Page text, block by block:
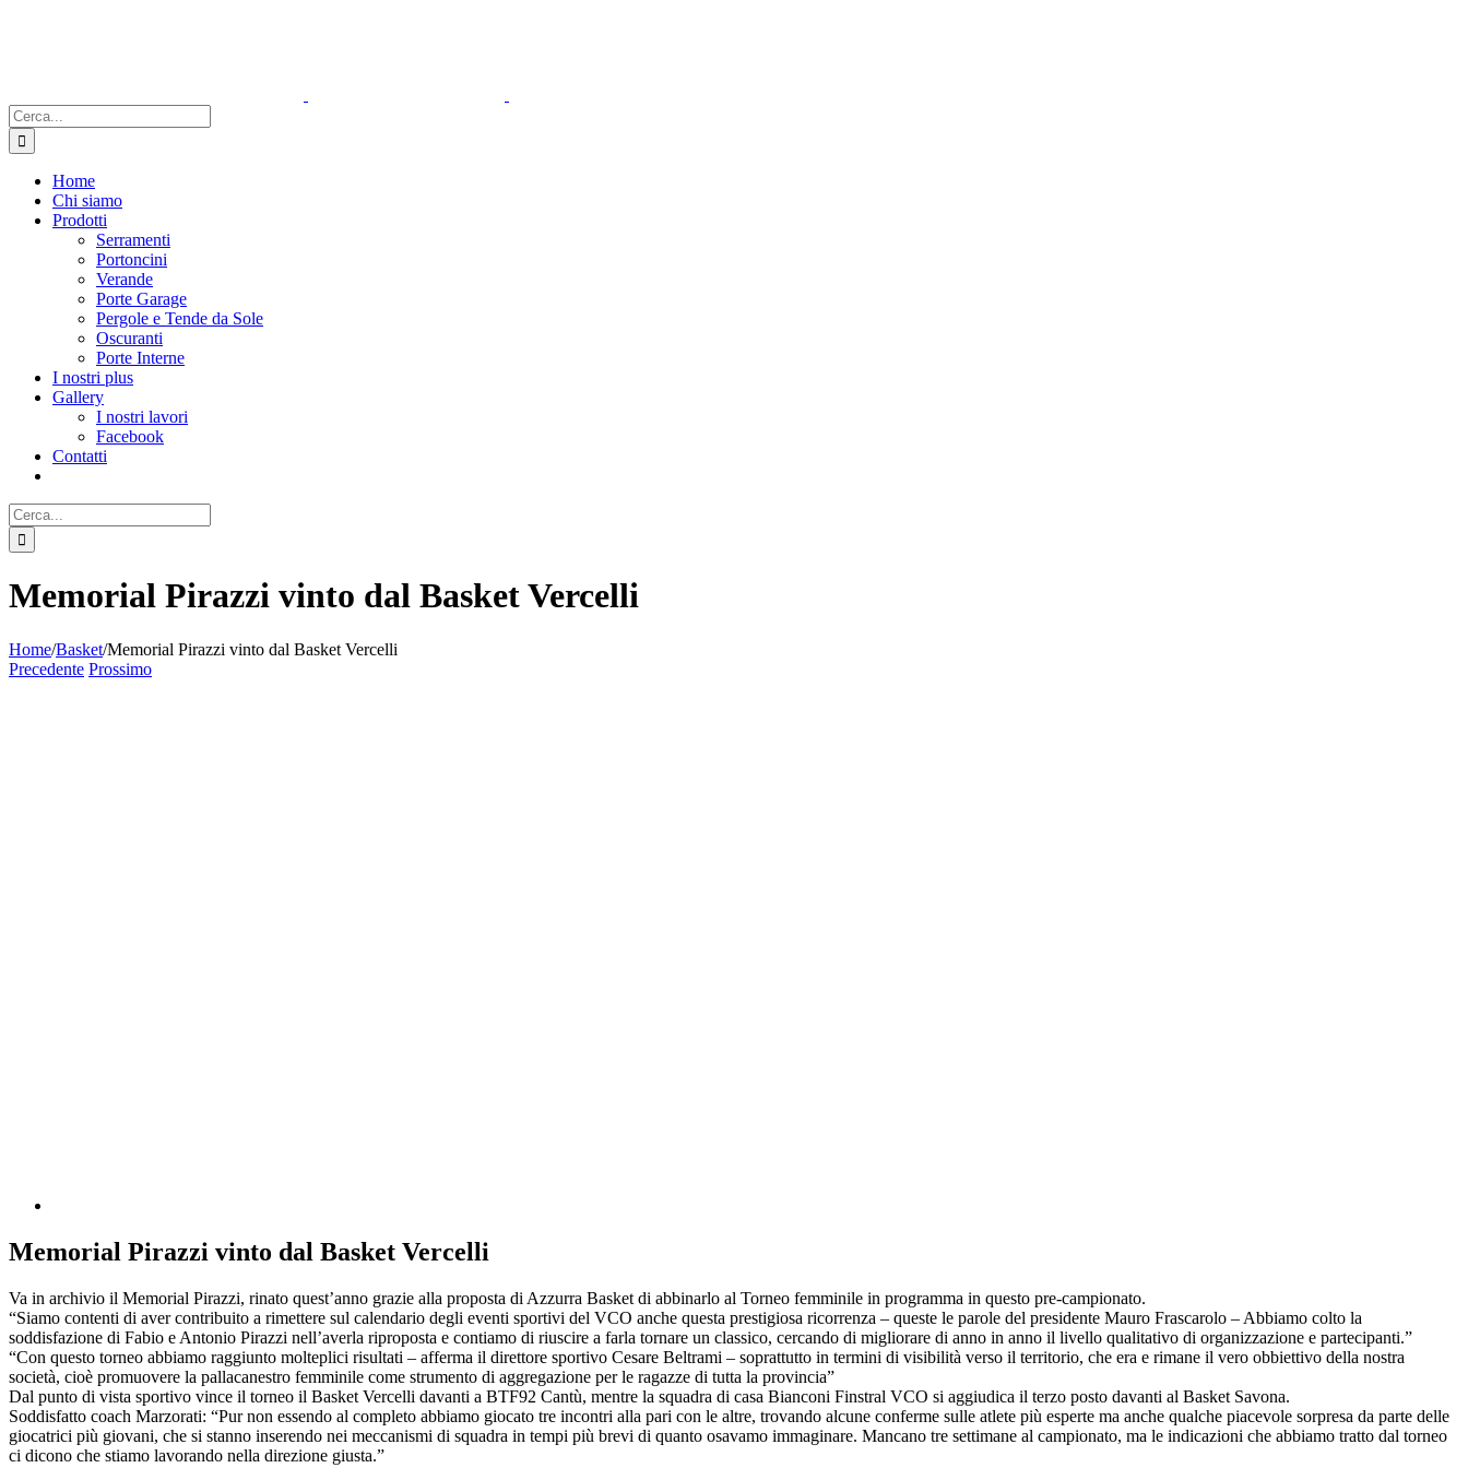
Cerca
per:
Home
Chi siamo
Prodotti
Serramenti
Portoncini
Verande
Porte Garage
Pergole e Tende da Sole
Oscuranti
Porte Interne
I nostri plus
Gallery
I nostri lavori
Facebook
Contatti
Cerca
per:
Memorial Pirazzi vinto dal Basket Vercelli
Home/Basket/Memorial Pirazzi vinto dal Basket Vercelli
Precedente Prossimo
Memorial Pirazzi vinto dal Basket Vercelli
Va in archivio il Memorial Pirazzi, rinato quest’anno grazie alla proposta di Azzurra Basket di abbinarlo al Torneo femminile in programma in questo pre-campionato.
“Siamo contenti di aver contribuito a rimettere sul calendario degli eventi sportivi del VCO anche questa prestigiosa ricorrenza – queste le parole del presidente Mauro Frascarolo – Abbiamo colto la
soddisfazione di Fabio e Antonio Pirazzi nell’averla riproposta e contiamo di riuscire a farla tornare un classico, cercando di migliorare di anno in anno il livello qualitativo di organizzazione e partecipanti.”
“Con questo torneo abbiamo raggiunto molteplici risultati – afferma il direttore sportivo Cesare Beltrami – soprattutto in termini di visibilità verso il territorio, che era e rimane il vero obbiettivo della nostra
società, cioè promuovere la pallacanestro femminile come strumento di aggregazione per le ragazze di tutta la provincia”
Dal punto di vista sportivo vince il torneo il Basket Vercelli davanti a BTF92 Cantù, mentre la squadra di casa Bianconi Finstral VCO si aggiudica il terzo posto davanti al Basket Savona.
Soddisfatto coach Marzorati: “Pur non essendo al completo abbiamo giocato tre incontri alla pari con le altre, trovando alcune conferme sulle atlete più esperte ma anche qualche piacevole sorpresa da parte delle
giocatrici più giovani, che si stanno inserendo nei meccanismi di squadra in tempi più brevi di quanto osavamo immaginare. Mancano tre settimane al campionato, ma le indicazioni che abbiamo tratto dal torneo
ci dicono che stiamo lavorando nella direzione giusta.”